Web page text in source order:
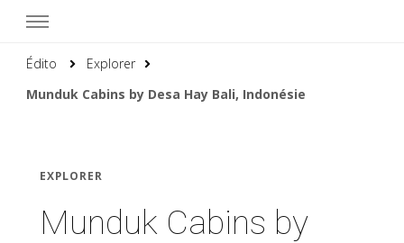
Édito
Explorer
Munduk Cabins by Desa Hay Bali, Indonésie
EXPLORER
Munduk Cabins by